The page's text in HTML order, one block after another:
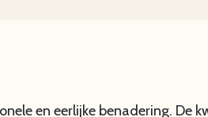
en eerlijke benadering. De